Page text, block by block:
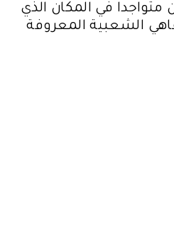
متواجدا في المكان الذي